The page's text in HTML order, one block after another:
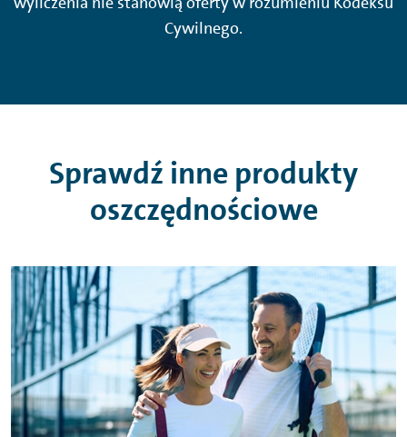
Cywilnego.
Sprawdź inne produkty
oszczędnościowe